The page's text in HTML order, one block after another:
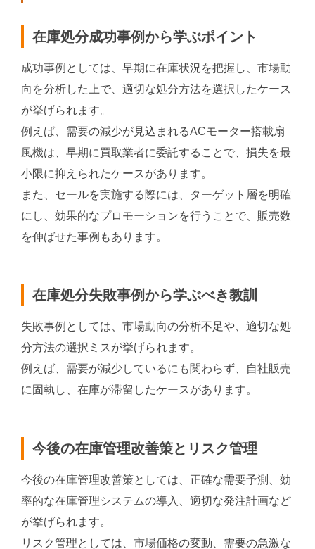
在庫処分成功事例から学ぶポイント
成功事例としては、早期に在庫状況を把握し、市場動
向を分析した上で、適切な処分方法を選択したケース
が挙げられます。
例えば、需要の減少が見込まれるACモーター搭載扇
風機は、早期に買取業者に委託することで、損失を最
小限に抑えられたケースがあります。
また、セールを実施する際には、ターゲット層を明確
にし、効果的なプロモーションを行うことで、販売数
を伸ばせた事例もあります。
在庫処分失敗事例から学ぶべき教訓
失敗事例としては、市場動向の分析不足や、適切な処
分方法の選択ミスが挙げられます。
例えば、需要が減少しているにも関わらず、自社販売
に固執し、在庫が滞留したケースがあります。
今後の在庫管理改善策とリスク管理
今後の在庫管理改善策としては、正確な需要予測、効
率的な在庫管理システムの導入、適切な発注計画など
が挙げられます。
リスク管理としては、市場価格の変動、需要の急激な